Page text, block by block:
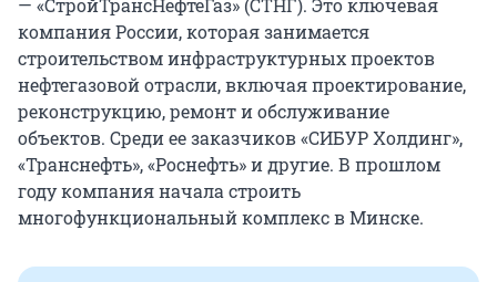
компания России, которая занимается
строительством инфраструктурных проектов
нефтегазовой отрасли, включая проектирование,
реконструкцию, ремонт и обслуживание
объектов. Среди ее заказчиков «СИБУР Холдинг»,
«Транснефть», «Роснефть» и другие. В прошлом
году компания начала строить
многофункциональный комплекс в Минске.